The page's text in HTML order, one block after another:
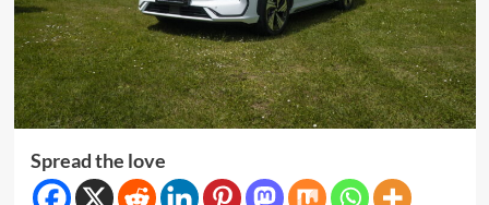
Spread the love